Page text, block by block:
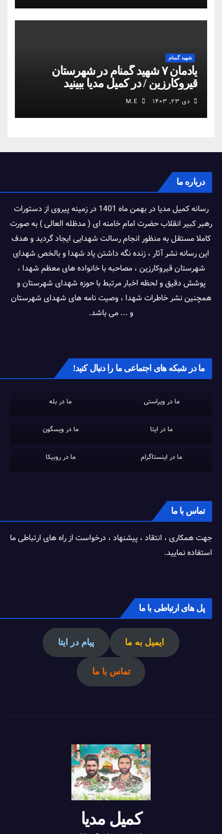
شهید گمنام
یادمان ۷ شهید گمنام در شهرستان
قیروکارزین / در کمیل مدیا ببینید
دی ۲۳, ۱۴۰۳
درباره ما
رسانه کمیل مدیا در بهمن ماه 1401 در زمینه پیروی از دستورات
رهبر کبیر انقلاب حضرت امام خامنه ای ( مدظله العالی ) به صورت
کاملا مستقل به منظور انجام رسالت شهدایی ایجاد گردید و هدف
این رسانه نشر آثار ، زنده نگه داشتن یاد شهدا و بالخص شهدای
شهرستان قیروکارزین ، مصاحبه با خانواده های معظم شهدا ،
پوشش دقیق و لحظه اخبار مرتبط با حوزه شهدای شهرستان و
همچنین نشر خاطرات شهدا ، وصیت نامه های شهدای شهرستان
و ... می باشد.
ما در شبکه های اجتماعی ما را دنبال کنید!
ما در ویراستی ما در بله
ما در ایتا ما در ویسگون
ما در اینستاگرام ما در روبیکا
تماس با ما
جهت همکاری ، انتقاد ، پیشنهاد ، درخواست از راه های ارتباطی ما
استفاده نمایید.
پل های ارتباطی با ما
ایمیل به ما پیام در ایتا
تماس با ما
کمیل مدیا